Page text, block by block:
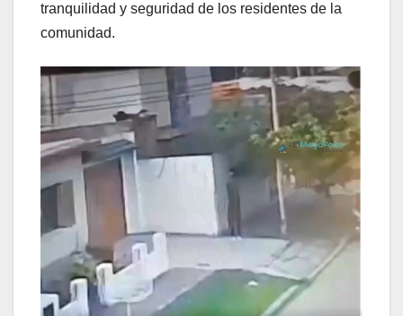
tranquilidad y seguridad de los residentes de la
comunidad.